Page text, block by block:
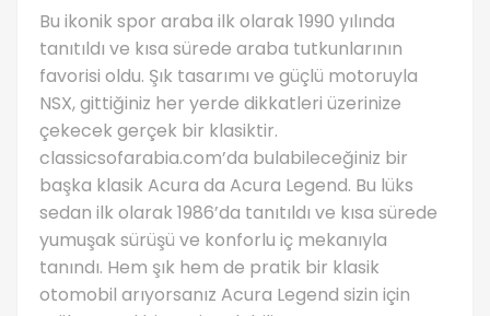
Bu ikonik spor araba ilk olarak 1990 yılında
tanıtıldı ve kısa sürede araba tutkunlarının
favorisi oldu. Şık tasarımı ve güçlü motoruyla
NSX, gittiğiniz her yerde dikkatleri üzerinize
çekecek gerçek bir klasiktir.
classicsofarabia.com’da bulabileceğiniz bir
başka klasik Acura da Acura Legend. Bu lüks
sedan ilk olarak 1986’da tanıtıldı ve kısa sürede
yumuşak sürüşü ve konforlu iç mekanıyla
tanındı. Hem şık hem de pratik bir klasik
otomobil arıyorsanız Acura Legend sizin için